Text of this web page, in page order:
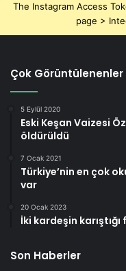
The Instagram Access
page >
Çok Görüntülenenler
5 Eylül 2020
Eski Keşan Vaizesi
öldürüldü
7 Ocak 2021
Türkiye’nin en çok
var
20 Ocak 2023
İki kardeşin
Son Haberler